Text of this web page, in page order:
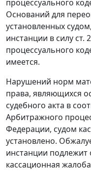
процессуального
Оснований для
установленных
инстанции в силу ст.
процессуального
имеется.
Нарушений норм
права, являющихся
судебного акта в
Арбитражного
Федерации, судом
установлено.
инстанции подлежит
кассационная